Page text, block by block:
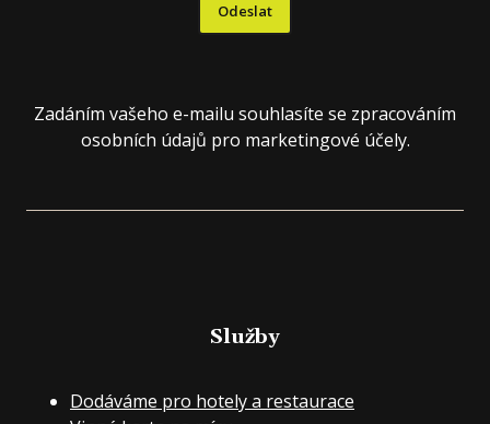
Odeslat
Zadáním vašeho e-mailu souhlasíte se zpracováním
osobních údajů pro marketingové účely.
Služby
Dodáváme pro hotely a restaurace